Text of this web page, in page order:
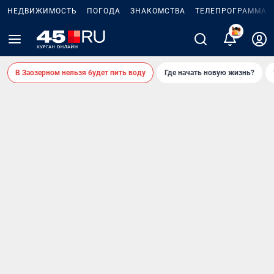
НЕДВИЖИМОСТЬ ПОГОДА ЗНАКОМСТВА ТЕЛЕПРОГРАММА
В Заозерном нельзя будет пить воду Где начать новую жизнь?